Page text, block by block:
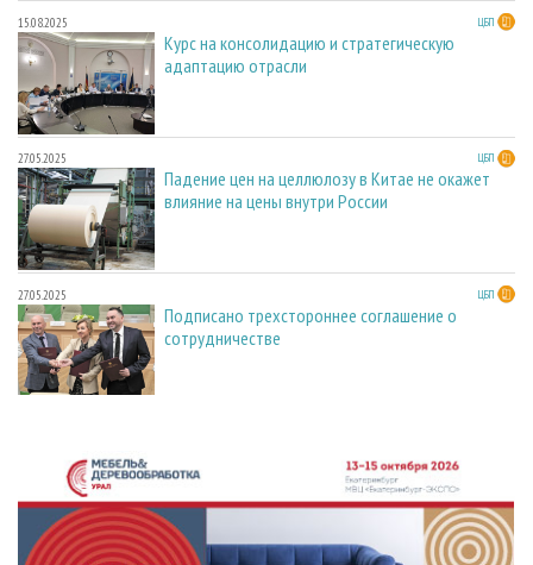
15.08.2025 ЦБП
Курс на консолидацию и стратегическую
адаптацию отрасли
27.05.2025 ЦБП
Падение цен на целлюлозу в Китае не окажет
влияние на цены внутри России
27.05.2025 ЦБП
Подписано трехстороннее соглашение о
сотрудничестве